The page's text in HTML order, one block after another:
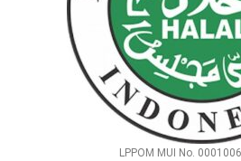
LPPOM MUI No.